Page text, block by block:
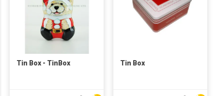
Tin Box - TinBox Tin Box